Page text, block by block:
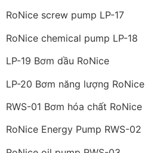
RoNice screw pump LP-17
RoNice chemical pump LP-18
LP-19 Bơm dầu RoNice
LP-20 Bơm năng lượng RoNice
RWS-01 Bơm hóa chất RoNice
RoNice Energy Pump RWS-02